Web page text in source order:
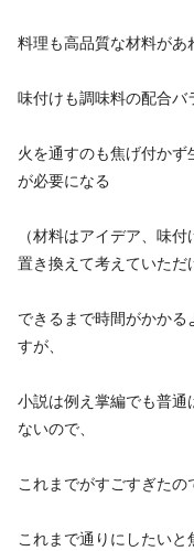
料理も高品質な材料があ
味付けも調味料の配合バ
火を通すのも焦げ付か
が必要になる
（材料はアイデア、味
置き換えて考えていただ
できるまで時間がかか
すが、
小説は例え掌編でも普
ないので、
これまでがすごすぎたの
これまで通りにしたい